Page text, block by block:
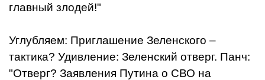
главный злодей!"
Углубляем: Приглашение Зеленского –
тактика? Удивление: Зеленский отверг. Панч:
"Отверг? Заявления Путина о СВО на